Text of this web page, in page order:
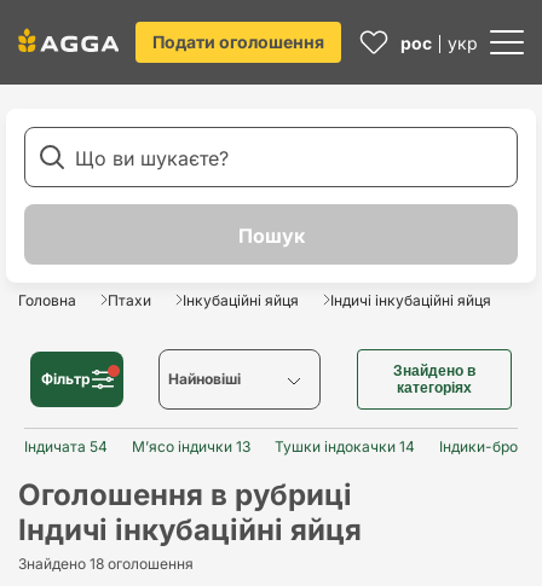
Подати оголошення рос укр
Головна Птахи Інкубаційні яйця Індичі інкубаційні яйця
Фільтр Найновіші
Найновіші
Найстаріші
Найдорожчий
Знайдено в
категоріях
Індичата 54 Мʼясо індички 13 Тушки індокачки 14 Індики-
Оголошення в рубриці
Індичі інкубаційні яйця
Знайдено 18 оголошення